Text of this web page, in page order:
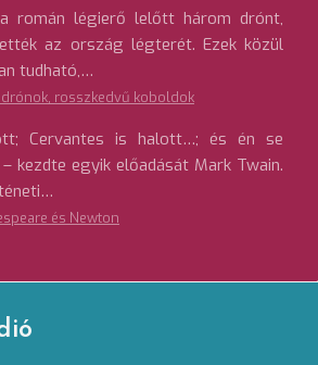
román légierő lelőtt három drónt,
az ország légterét. Ezek közül
tudható,…
drónok, rosszkedvű koboldok
Cervantes is halott…; és én se
kezdte egyik előadását Mark Twain.
és Newton